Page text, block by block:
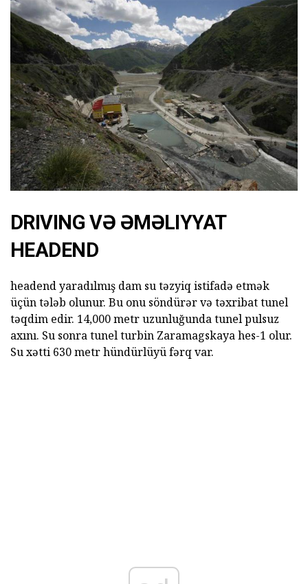
DRIVING VƏ ƏMƏLIYYAT
HEADEND
headend yaradılmış dam su təzyiq istifadə etmək
üçün tələb olunur. Bu onu söndürər və təxribat tunel
təqdim edir. 14,000 metr uzunluğunda tunel pulsuz
axını. Su sonra tunel turbin Zaramagskaya hes-1 olur.
Su xətti 630 metr hündürlüyü fərq var.